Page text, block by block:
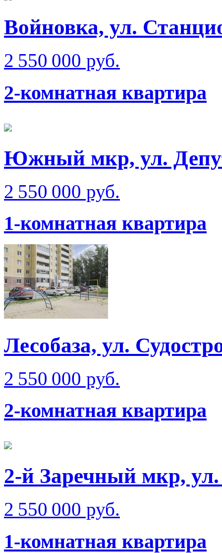
Войновка, ул.
2 550 000 руб.
2-комнатная квартира
Южный мкр, ул.
2 550 000 руб.
1-комнатная квартира
Лесобаза, ул.
2 550 000 руб.
2-комнатная квартира
2-й Заречный мкр, ул.
2 550 000 руб.
1-комнатная квартира